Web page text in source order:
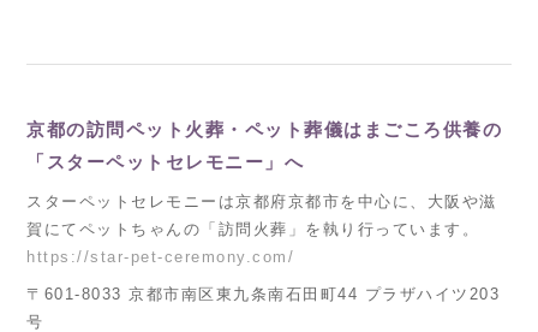
京都の訪問ペット火葬・ペット葬儀はまごころ供養の
「スターペットセレモニー」へ
スターペットセレモニーは京都府京都市を中心に、大阪や滋
賀にてペットちゃんの「訪問火葬」を執り行っています。
https://star-pet-ceremony.com/
〒601-8033 京都市南区東九条南石田町44 プラザハイツ203
号